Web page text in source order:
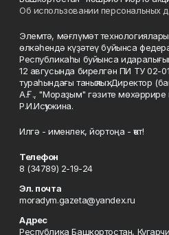
Об использовании персональных
Элемтә, мәғлүмәт
өлкәһендә күҙәтеү буйынса
Республикаһы буйынса
12 авгусында бирелгән ПИ ТУ 02-
тураһындағы таныҡлыҡ. Директор
А.Ғ., "Мораҙым" гәзите мөхәррире
Р.И.Исҡужина.
Илгә - именлек, йортоңа - ҡот!
Телефон
8 (34789) 2-19-24
Эл. почта
moradym.gazeta@yandex.ru
Адрес
Республика Башкортостан,